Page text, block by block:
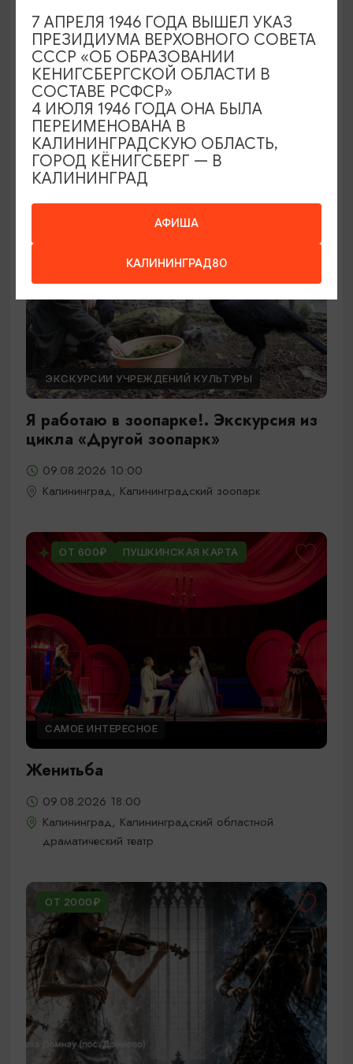
КОНЦЕРТЫ
Звучащие сады
09.08.2026 18:00
Калининград, Собор на острове Канта
ОТ 500₽
ЭКСКУРСИИ УЧРЕЖДЕНИЙ КУЛЬТУРЫ
Я работаю в зоопарке!. Экскурсия из
цикла «Другой зоопарк»
09.08.2026 10:00
Калининград, Калининградский зоопарк
ОТ 600₽ ПУШКИНСКАЯ КАРТА
САМОЕ ИНТЕРЕСНОЕ
Женитьба
09.08.2026 18:00
Калининград, Калининградский областной
драматический театр
ОТ 2000₽
АФИША
КАЛИНИНГРАД80
7 АПРЕЛЯ 1946 ГОДА ВЫШЕЛ УКАЗ
ПРЕЗИДИУМА ВЕРХОВНОГО СОВЕТА
СССР «ОБ ОБРАЗОВАНИИ
КЕНИГСБЕРГСКОЙ ОБЛАСТИ В
СОСТАВЕ РСФСР»
4 ИЮЛЯ 1946 ГОДА ОНА БЫЛА
ПЕРЕИМЕНОВАНА В
КАЛИНИНГРАДСКУЮ ОБЛАСТЬ,
ГОРОД КЁНИГСБЕРГ — В
КАЛИНИНГРАД